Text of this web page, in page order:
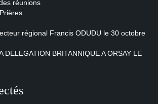
réunions
régional Francis ODUDU le 30 octobre
DELEGATION BRITANNIQUE A ORSAY LE